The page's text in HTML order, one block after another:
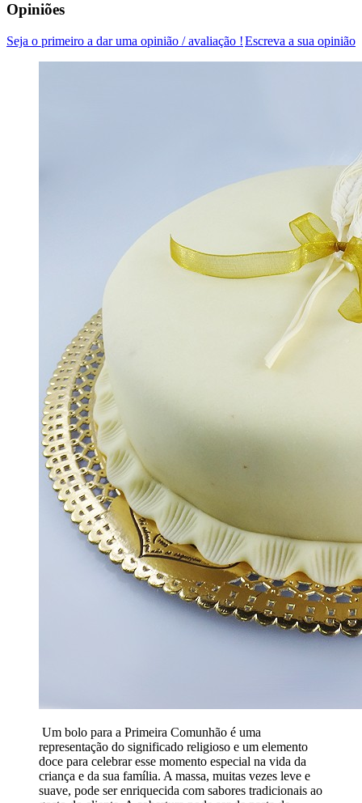
Opiniões
Escreva a sua opinião
Seja o primeiro a dar uma opinião / avaliação !
Um bolo para a Primeira Comunhão é uma
representação do significado religioso e um elemento
doce para celebrar esse momento especial na vida da
criança e da sua família. A massa, muitas vezes leve e
suave, pode ser enriquecida com sabores tradicionais ao